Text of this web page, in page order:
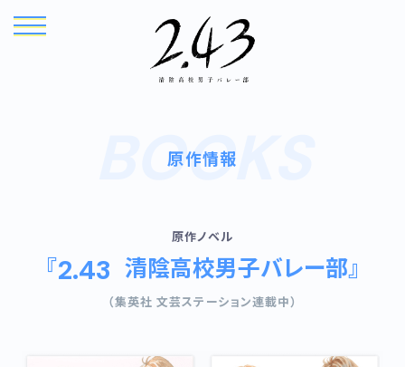
NEWS
BOOKS
原作情報
原作ノベル
『2.43 清陰高校男子バレー部』
（集英社 文芸ステーション連載中）